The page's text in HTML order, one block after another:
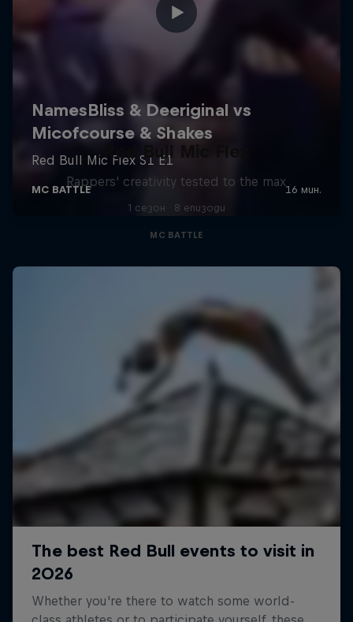
Red Bull Mic Flex
Rappers' creativity tested to the max
1 сезон · 8 епизоди
MC BATTLE